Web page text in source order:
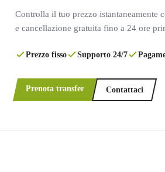
Controlla il tuo prezzo istantaneamente
e cancellazione gratuita fino a 24 ore
Prezzo fisso Supporto 24/7
Prenota transfer Contattaci